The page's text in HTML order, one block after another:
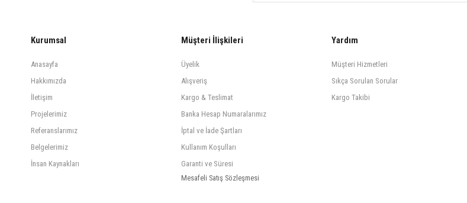
Kurumsal
Anasayfa
Hakkımızda
İletişim
Projelerimiz
Referanslarımız
Belgelerimiz
İnsan Kaynakları
Müşteri İlişkileri
Üyelik
Alışveriş
Kargo & Teslimat
Banka Hesap Numaralarımız
İptal ve İade Şartları
Kullanım Koşulları
Garanti ve Süresi
Mesafeli Satış Sözleşmesi
Yardım
Müşteri Hizmetleri
Sıkça Sorulan Sorular
Kargo Takibi